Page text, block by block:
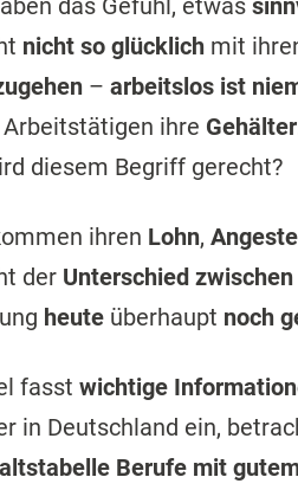
das Gefühl, etwas
nicht so glücklich mit
– arbeitslos ist
ihre Gehälter
diesem Begriff gerecht?
ihren Lohn,
der Unterschied
heute überhaupt noch
fasst wichtige
in Deutschland ein,
Berufe mit